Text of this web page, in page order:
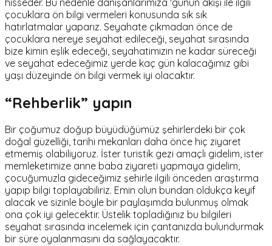
çocuklara ön bilgi vermeleri konusunda sık sık
hatırlatmalar yaparız. Seyahate çıkmadan önce de
çocuklara nereye seyahat edileceği, seyahat sırasında
bize kimin eşlik edeceği, seyahatimizin ne kadar süreceği
ve seyahat edeceğimiz yerde kaç gün kalacağımız gibi
yaşı düzeyinde ön bilgi vermek iyi olacaktır.
“Rehberlik” yapın
Bir çoğumuz doğup büyüdüğümüz şehirlerdeki bir çok
doğal güzelliği, tarihi mekanları daha önce hiç ziyaret
etmemiş olabiliyoruz. İster turistik gezi amaçlı gidelim, ister
memleketimize anne baba ziyareti yapmaya gidelim,
çocuğumuzla gideceğimiz şehirle ilgili önceden araştırma
yapıp bilgi toplayabiliriz. Emin olun bundan oldukça keyif
alacak ve sizinle böyle bir paylaşımda bulunmuş olmak
ona çok iyi gelecektir. Üstelik topladığınız bu bilgileri
seyahat sırasında incelemek için çantanızda bulundurmak
bir süre oyalanmasını da sağlayacaktır.